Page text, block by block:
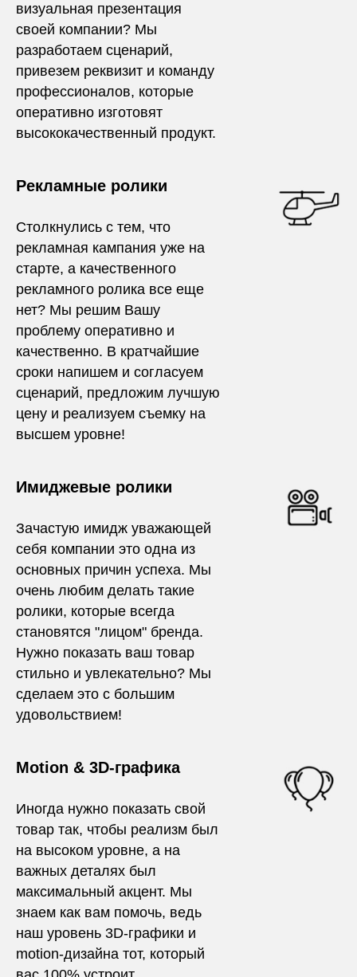
визуальная презентация
своей компании? Мы
разработаем сценарий,
привезем реквизит и команду
профессионалов, которые
оперативно изготовят
высококачественный продукт.
Рекламные ролики
Столкнулись с тем, что
рекламная кампания уже на
старте, а качественного
рекламного ролика все еще
нет? Мы решим Вашу
проблему оперативно и
качественно. В кратчайшие
сроки напишем и согласуем
сценарий, предложим лучшую
цену и реализуем съемку на
высшем уровне!
Имиджевые ролики
Зачастую имидж уважающей
себя компании это одна из
основных причин успеха. Мы
очень любим делать такие
ролики, которые всегда
становятся "лицом" бренда.
Нужно показать ваш товар
стильно и увлекательно? Мы
сделаем это с большим
удовольствием!
Motion & 3D-графика
Иногда нужно показать свой
товар так, чтобы реализм был
на высоком уровне, а на
важных деталях был
максимальный акцент. Мы
знаем как вам помочь, ведь
наш уровень 3D-графики и
motion-дизайна тот, который